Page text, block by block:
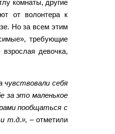
комнаты, другие
от волонтера к
Но за всем этим
требующие
девочка,
себя
за это маленькое
пообщаться с
т.д.», – отметили